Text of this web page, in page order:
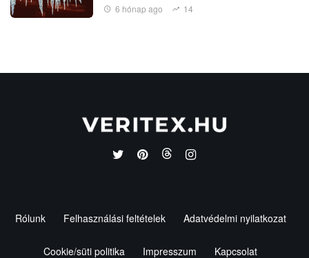
6 hónap ago 14
Rólunk Felhasználási feltételek Adatvédelmi nyilatkozat
Cookie/süti politika Impresszum Kapcsolat